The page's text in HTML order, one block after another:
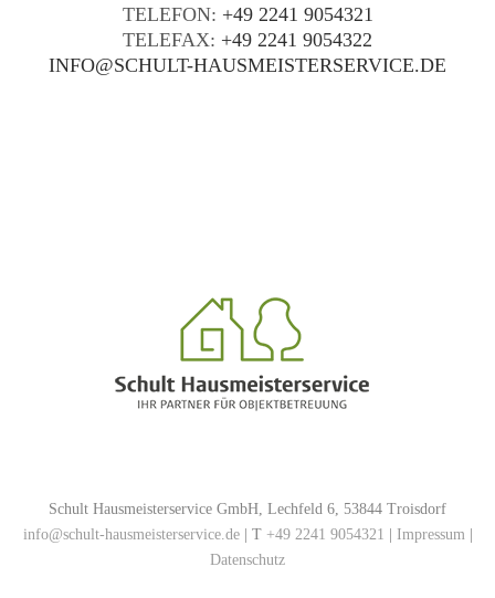
TELEFON: +49 2241 9054321
TELEFAX: +49 2241 9054322
INFO@SCHULT-HAUSMEISTERSERVICE.DE
Schult Hausmeisterservice GmbH, Lechfeld 6, 53844 Troisdorf
info@schult-hausmeisterservice.de| T +49 2241 9054321 Impressum|
Datenschutz